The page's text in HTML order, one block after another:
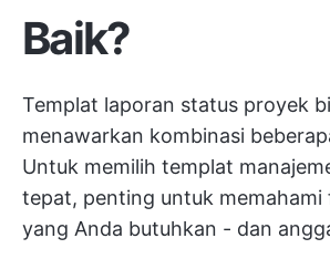
Baik?
Templat laporan status proyek
menawarkan kombinasi
Untuk memilih templat
tepat, penting untuk memahami
yang Anda butuhkan - dan